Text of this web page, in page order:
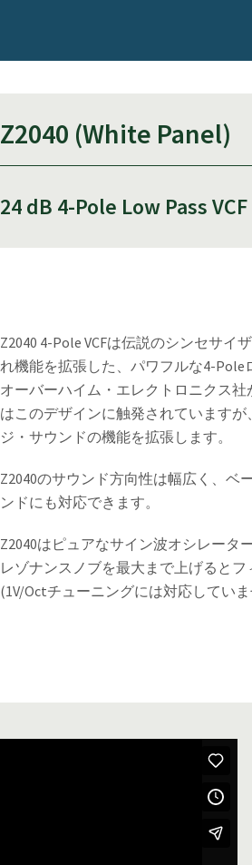
Z2040 (White Panel)
24 dB 4-Pole Low Pass VCF
Z2040 4-Pole VCFは伝説のシンセサイ
れ機能を拡張した、パワフルな4-Pole
オーバーハイム・エレクトロニクス
はこのデザインに触発されています
ジ・サウンドの機能を拡張します。
Z2040のサウンド方向性は幅広く、ベ
ンドにも対応できます。
Z2040はピュアなサイン波オシレー
レゾナンスノブを最大まで上げると
(1V/Octチューニングには対応していま